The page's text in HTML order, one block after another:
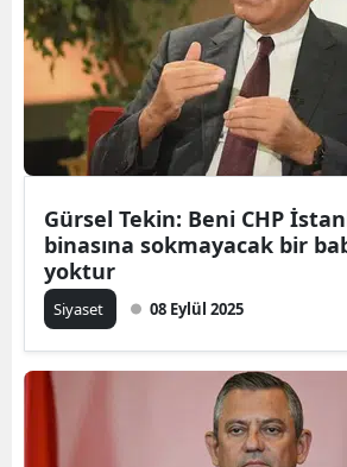
Gürsel Tekin: Beni CHP
binasına sokmayacak bir
yoktur
Siyaset 08 Eylül 2025